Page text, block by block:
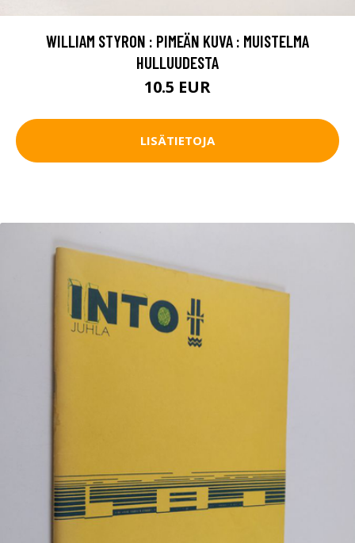
WILLIAM STYRON : PIMEÄN KUVA : MUISTELMA
HULLUUDESTA
10.5 EUR
LISÄTIETOJA